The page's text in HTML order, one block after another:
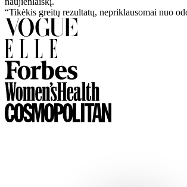
“Tikėkis greitų rezultatų, nepriklausomai nuo